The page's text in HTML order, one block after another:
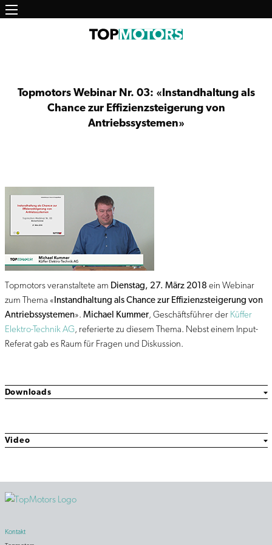
Direkt
zum
Main
navigation
Topmotors Webinar Nr. 03: «Instandhaltung als
Chance zur Effizienzsteigerung von
Antriebssystemen»
Topmotors veranstaltete am Dienstag, 27. März 2018 ein Webinar
zum Thema «Instandhaltung als Chance zur Effizienzsteigerung von
Antriebssystemen». Michael Kummer, Geschäftsführer der Küffer
Elektro-Technik AG, referierte zu diesem Thema. Nebst einem Input-
Referat gab es Raum für Fragen und Diskussion.
Downloads
Video
Kontakt